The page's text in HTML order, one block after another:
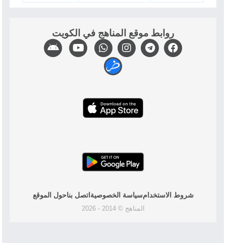
روابط موقع المناهج في الكويت
شروط الاستخدامسياسة الخصوصية اتصل بناحول الموقع
المناهج © 2014 - 2026